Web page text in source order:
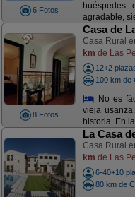
6 Fotos
huéspedes
agradable,
8 Fotos
Casa de
Casa Rural
km de Las
12+2
100 km de
No es
vieja
historia. En
La Casa
Casa Rural
km de Las
6-40+10
80 km de